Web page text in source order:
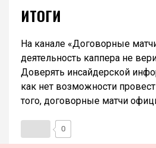
ИТОГИ
На канале «Договорные
деятельность каппера не
Доверять инсайдерской
как нет возможности
того, договорные матчи
0